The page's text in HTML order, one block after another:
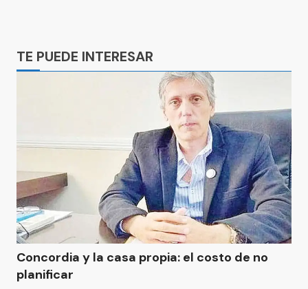
TE PUEDE INTERESAR
Concordia y la casa propia: el costo de no
planificar